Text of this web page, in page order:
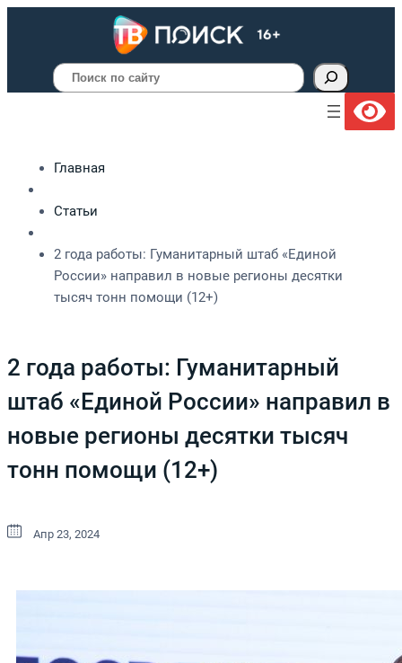
Поиск
Главная
Статьи
2 года работы: Гуманитарный штаб «Единой
России» направил в новые регионы десятки
тысяч тонн помощи (12+)
2 года работы: Гуманитарный
штаб «Единой России» направил в
новые регионы десятки тысяч
тонн помощи (12+)
Апр 23, 2024